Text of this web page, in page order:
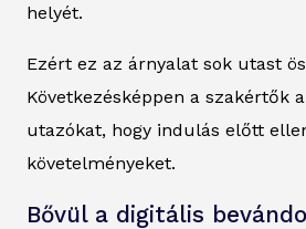
helyét.
Ezért ez az árnyalat sok utast
Következésképpen a szakértők
utazókat, hogy indulás előtt
követelményeket.
Bővül a digitális